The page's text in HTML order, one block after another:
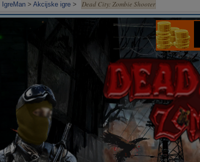
IgreMan > Akcijske igre > Dead City: Zombie Shooter